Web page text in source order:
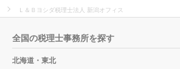
Ｌ＆Ｂヨシダ税理士法人 新潟オフィス
全国の税理士事務所を探す
北海道・東北